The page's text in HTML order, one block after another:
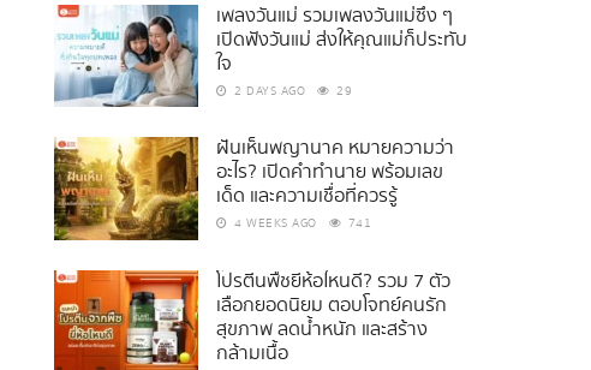
เพลงวันแม่ รวมเพลงวันแม่ซึ้ง ๆ
เปิดฟังวันแม่ ส่งให้คุณแม่ก็ประทับ
ใจ
2 DAYS AGO 29
ฝันเห็นพญานาค หมายความว่า
อะไร? เปิดคำทำนาย พร้อมเลข
เด็ด และความเชื่อที่ควรรู้
4 WEEKS AGO 741
โปรตีนพืชยี่ห้อไหนดี? รวม 7 ตัว
เลือกยอดนิยม ตอบโจทย์คนรัก
สุขภาพ ลดน้ำหนัก และสร้าง
กล้ามเนื้อ